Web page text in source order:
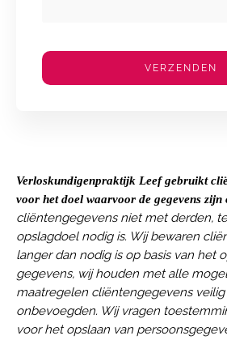
VERZENDEN
Verloskundigenpraktijk Leef gebruikt
voor het doel waarvoor de gegevens zijn
cliëntengegevens niet met derden,
opslagdoel nodig is. Wij bewaren
langer dan nodig is op basis van het
gegevens, wij houden met alle
maatregelen cliëntengegevens
onbevoegden. Wij vragen
voor het opslaan van